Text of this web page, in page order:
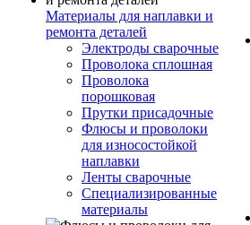
Материалы для наплавки и
ремонта деталей
Электроды сварочные
Проволока сплошная
Проволока
порошковая
Прутки присадочные
Флюсы и проволоки
для износостойкой
наплавки
Ленты сварочные
Специализированные
материалы